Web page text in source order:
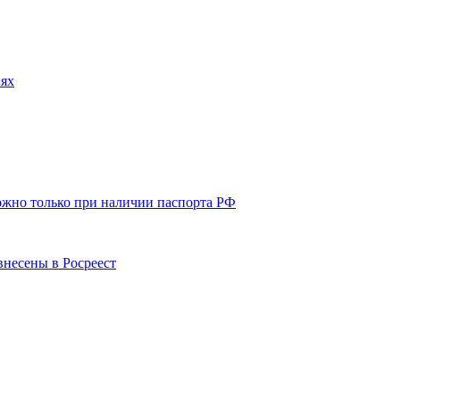
только при наличии паспорта РФ
в Росреест